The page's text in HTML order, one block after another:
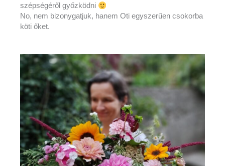
szépségéről győzködni
No, nem bizonygatjuk, hanem Oti egyszerűen csokorba
köti őket.